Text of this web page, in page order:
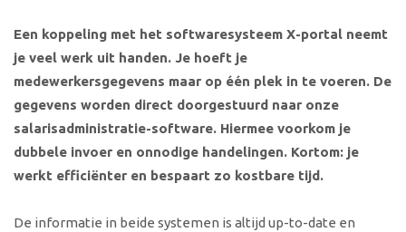
Een koppeling met het softwaresysteem X-portal neemt
je veel werk uit handen. Je hoeft je
medewerkersgegevens maar op één plek in te voeren. De
gegevens worden direct doorgestuurd naar onze
salarisadministratie-software. Hiermee voorkom je
dubbele invoer en onnodige handelingen. Kortom: je
werkt efficiënter en bespaart zo kostbare tijd.
De informatie in beide systemen is altijd up-to-date en